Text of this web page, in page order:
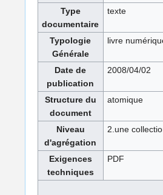
Type
documentaire
texte
Typologie
Générale
livre
Date de
publication
2008/04/02
Structure du
document
atomique
Niveau
d'agrégation
2.une
Exigences
techniques
PDF